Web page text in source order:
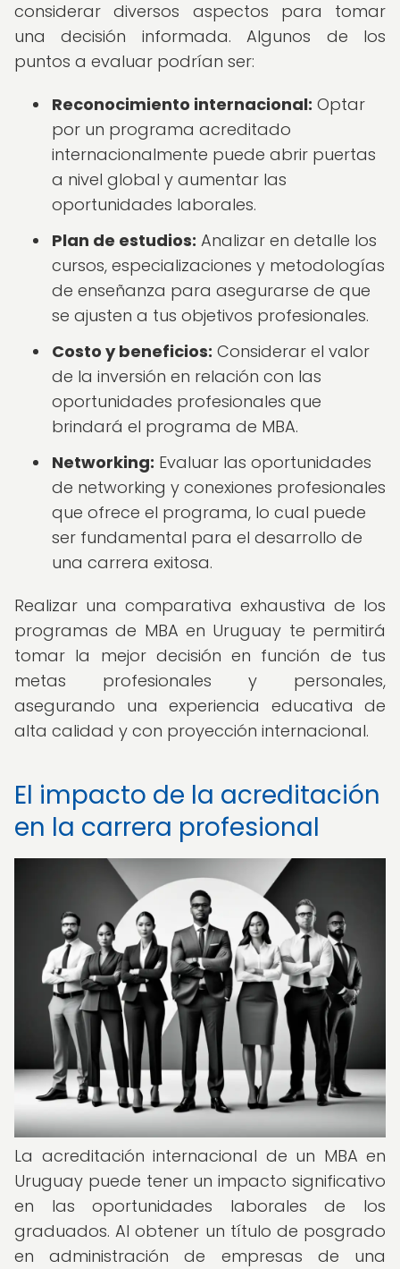
considerar diversos aspectos para tomar
una decisión informada. Algunos de los
puntos a evaluar podrían ser:
Reconocimiento internacional: Optar
por un programa acreditado
internacionalmente puede abrir puertas
a nivel global y aumentar las
oportunidades laborales.
Plan de estudios: Analizar en detalle los
cursos, especializaciones y metodologías
de enseñanza para asegurarse de que
se ajusten a tus objetivos profesionales.
Costo y beneficios: Considerar el valor
de la inversión en relación con las
oportunidades profesionales que
brindará el programa de MBA.
Networking: Evaluar las oportunidades
de networking y conexiones profesionales
que ofrece el programa, lo cual puede
ser fundamental para el desarrollo de
una carrera exitosa.
Realizar una comparativa exhaustiva de los
programas de MBA en Uruguay te permitirá
tomar la mejor decisión en función de tus
metas profesionales y personales,
asegurando una experiencia educativa de
alta calidad y con proyección internacional.
El impacto de la acreditación
en la carrera profesional
La acreditación internacional de un MBA en
Uruguay puede tener un impacto significativo
en las oportunidades laborales de los
graduados. Al obtener un título de posgrado
en administración de empresas de una